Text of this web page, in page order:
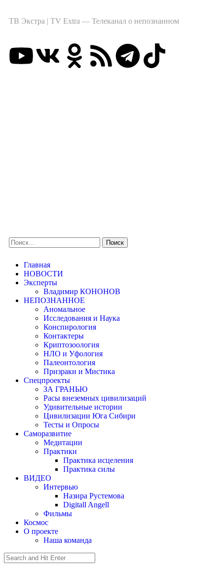
ТВ Экстра | TV Extra — Телеканал о непознанном
Главная
НОВОСТИ
Эксперты
Владимир КОНОНОВ
НЕПОЗНАННОЕ
Аномальное
Исследования и Наука
Конспирология
Контактеры
Криптозоология
НЛО и Уфология
Палеонтология
Призраки и Мистика
Спецпроекты
ЗА ГРАНЬЮ
Расы внеземных цивилизаций
Удивительные истории
Цивилизации Юга Сибири
Тесты и Опросы
Саморазвитие
Медитации
Практики
Практика исцеления
Практика силы
ВИДЕО
Интервью
Назира Рустемова
Digitall Angell
Фильмы
Космос
О проекте
Наша команда